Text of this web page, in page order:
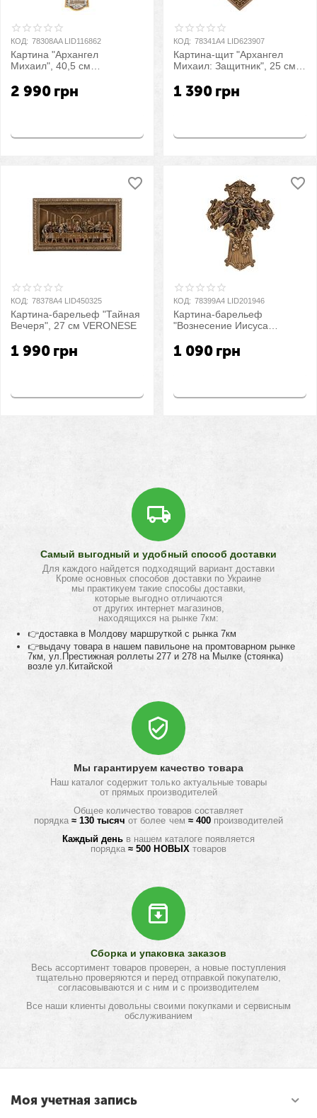
КОД: 78308AA LID116862
Картина "Архангел
Михаил", 40,5 см
2 990 грн
КОД: 78341A4 LID623907
Картина-щит "Архангел
Михаил: Защитник", 25 см
1 390 грн
КОД: 78378A4 LID450325
Картина-барельеф "Тайная
Вечеря", 27 см VERONESE
1 990 грн
КОД: 78399A4 LID201946
Картина-барельеф
"Вознесение Иисуса
VERONESE
1 090 грн
Самый выгодный и удобный способ доставки
Для каждого найдется подходящий вариант доставки
Кроме основных способов доставки по Украине
мы практикуем такие способы доставки,
которые выгодно отличаются
от других интернет магазинов,
находящихся на рынке 7км:
👉доставка в Молдову маршруткой с рынка 7км
👉выдачу товара в нашем павильоне на промтоварном рынке
7км, ул.Престижная роллеты 277 и 278 на Мылке (стоянка)
возле ул.Китайской
Мы гарантируем качество товара
Наш каталог содержит только актуальные товары
от прямых производителей
Общее количество товаров составляет
порядка≈ 130 тысяч от более чем ≈ 400 производителей
Каждый деньв нашем каталоге появляется
порядка≈ 500 НОВЫХ товаров
Сборка и упаковка заказов
Весь ассортимент товаров проверен, а новые поступления
тщательно проверяются и перед отправкой покупателю,
согласовываются и с ним и с производителем
Все наши клиенты довольны своими покупками и сервисным
обслуживанием
Моя учетная запись